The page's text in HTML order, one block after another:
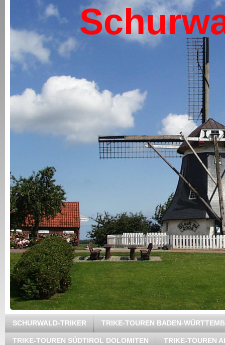
SCHURWALD-TRIKER TRIKE-TOUREN BADEN-
TRIKE-TOUREN SÜDTIROL DOLOMITEN TRIKE-TOUREN